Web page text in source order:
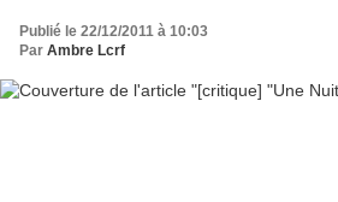
Publié le 22/12/2011 à 10:03
Par Ambre Lcrf